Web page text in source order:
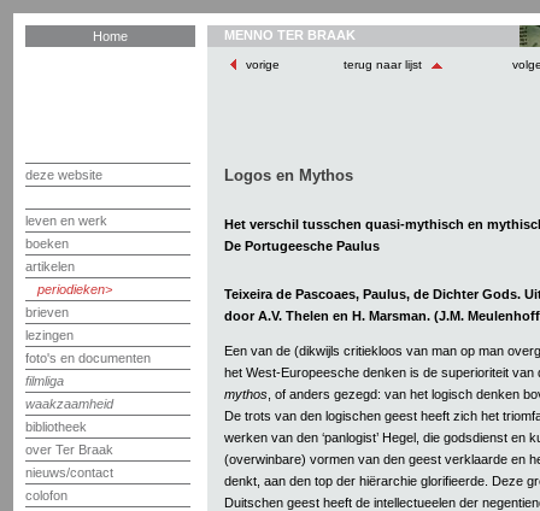
Home
deze website
leven en werk
boeken
artikelen
periodieken
brieven
lezingen
foto's en documenten
filmliga
waakzaamheid
bibliotheek
over Ter Braak
nieuws/contact
colofon
MENNO TER BRAAK
vorige terug naar lijst
Logos en Mythos
Het verschil tusschen quasi-mythisch en
De Portugeesche Paulus
Teixeira de Pascoaes, Paulus, de Dichter Gods.
door A.V. Thelen en H. Marsman. (J.M.
Een van de (dikwijls critiekloos van man op man
het West-Europeesche denken is de superioriteit van
mythos , of anders gezegd: van het logisch denken
De trots van den logischen geest heeft zich het
werken van den ‘panlogist’ Hegel, die godsdienst en
(overwinbare) vormen van den geest verklaarde en
denkt, aan den top der hiërarchie glorifieerde. Deze
Duitschen geest heeft de intellectueelen der